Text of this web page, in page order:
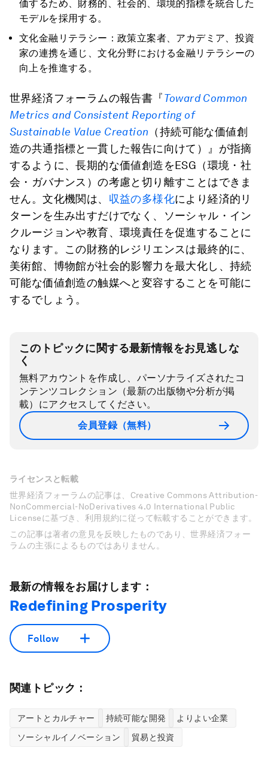
価するため、財務的、社会的、環境的指標を統合した
モデルを採用する。
文化金融リテラシー：政策立案者、アカデミア、投資
家の連携を通じ、文化分野における金融リテラシーの
向上を推進する。
世界経済フォーラムの報告書『Toward Common
Metrics and Consistent Reporting of
Sustainable Value Creation （持続可能な価値創
造の共通指標と一貫した報告に向けて）』が指摘
するように、長期的な価値創造をESG（環境・社
会・ガバナンス）の考慮と切り離すことはできま
せん。文化機関は、 収益の多様化により経済的リ
ターンを生み出すだけでなく、ソーシャル・イン
クルージョンや教育、環境責任を促進することに
なります。この財務的レジリエンスは最終的に、
美術館、博物館が社会的影響力を最大化し、持続
可能な価値創造の触媒へと変容することを可能に
するでしょう。
このトピックに関する最新情報をお見逃しな
く
無料アカウントを作成し、パーソナライズされたコ
ンテンツコレクション（最新の出版物や分析が掲
載）にアクセスしてください。
会員登録（無料）
ライセンスと転載
世界経済フォーラムの記事は、Creative Commons Attribution-
NonCommercial-NoDerivatives 4.0 International Public
Licenseに基づき、利用規約に従って転載することができます。
この記事は著者の意見を反映したものであり、世界経済フォー
ラムの主張によるものではありません。
最新の情報をお届けします：
Redefining Prosperity
Follow
関連トピック：
アートとカルチャー 持続可能な開発
よりよい企業
ソーシャルイノベーション
貿易と投資